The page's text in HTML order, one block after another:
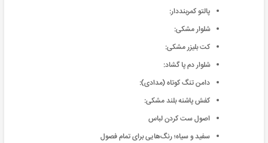
پالتو کمربنددار:
شلوار مشکی:
کت بلیزر مشکی:
شلوار دم پا گشاد:
دامن تنگ کوتاه (مدادی):
کفش پاشنه بلند مشکی:
اصول ست کردن لباس
سفید و سیاه؛ رنگ‌هایی برای تمام فصول